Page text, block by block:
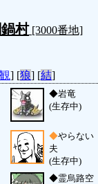
村[3000番地]
観] [狼] [結]
◆岩竜
(生存中)
◆やらない
夫
(生存中)
◆霊烏路空